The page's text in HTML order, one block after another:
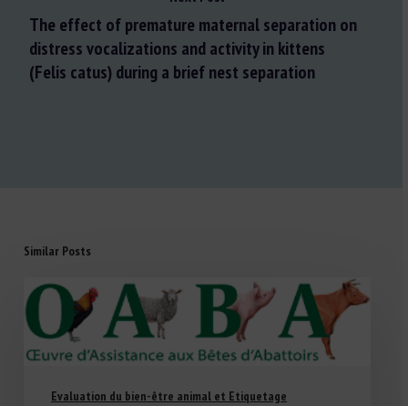
The effect of premature maternal separation on
distress vocalizations and activity in kittens
(Felis catus) during a brief nest separation
Similar Posts
Evaluation du bien-être animal et Etiquetage